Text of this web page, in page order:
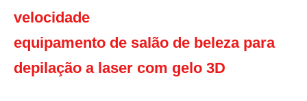
808nm/810nm&755nm&1064nm
Máquina de remoção de pelos a laser a diodo
velocidade
equipamento de salão de beleza para
depilação a laser com gelo 3D